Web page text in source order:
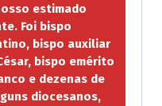
estimado
Foi bispo
bispo auxiliar
bispo emérito
e dezenas de
diocesanos,